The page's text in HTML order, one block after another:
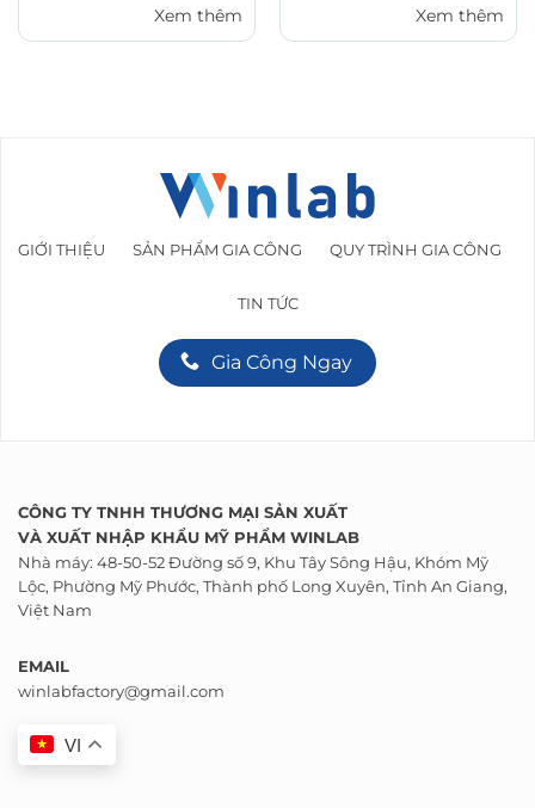
Xem thêm Xem thêm
GIỚI THIỆU SẢN PHẨM GIA CÔNG QUY TRÌNH GIA CÔNG
TIN TỨC
Gia Công Ngay
CÔNG TY TNHH THƯƠNG MẠI SẢN XUẤT
VÀ XUẤT NHẬP KHẨU MỸ PHẨM WINLAB
Nhà máy: 48-50-52 Đường số 9, Khu Tây Sông Hậu, Khóm Mỹ
Lộc, Phường Mỹ Phước, Thành phố Long Xuyên, Tỉnh An Giang,
Việt Nam
EMAIL
winlabfactory@gmail.com
VI